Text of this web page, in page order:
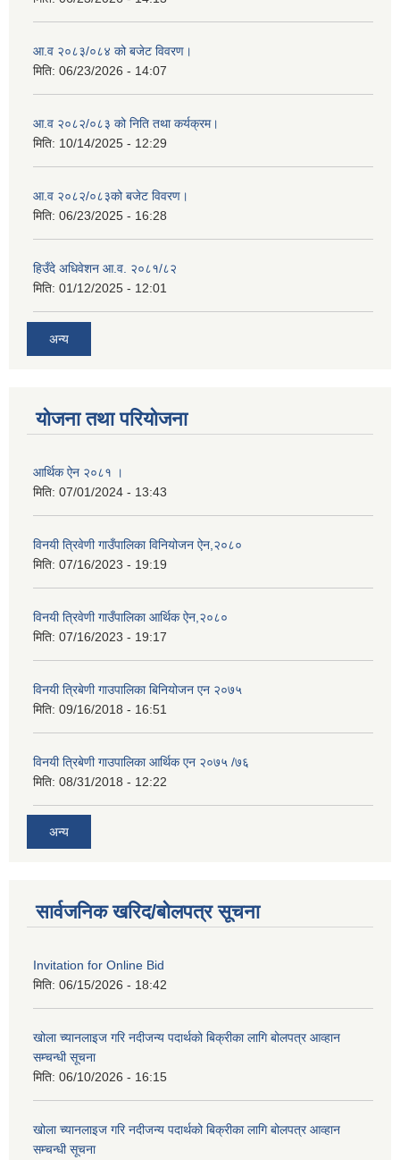
आ.व २०८३/०८४ को बजेट विवरण।
मिति: 06/23/2026 - 14:07
आ.व २०८२/०८३ को निति तथा कर्यक्रम।
मिति: 10/14/2025 - 12:29
आ.व २०८२/०८३को बजेट विवरण।
मिति: 06/23/2025 - 16:28
हिउँदे अधिवेशन आ.व. २०८१/८२
मिति: 01/12/2025 - 12:01
अन्य
योजना तथा परियोजना
आर्थिक ऐन २०८१ ।
मिति: 07/01/2024 - 13:43
विनयी त्रिवेणी गाउँपालिका विनियोजन ऐन,२०८०
मिति: 07/16/2023 - 19:19
विनयी त्रिवेणी गाउँपालिका आर्थिक ऐन,२०८०
मिति: 07/16/2023 - 19:17
विनयी त्रिबेणी गाउपालिका बिनियोजन एन २०७५
मिति: 09/16/2018 - 16:51
विनयी त्रिबेणी गाउपालिका आर्थिक एन २०७५ /७६
मिति: 08/31/2018 - 12:22
अन्य
सार्वजनिक खरिद/बोलपत्र सूचना
Invitation for Online Bid
मिति: 06/15/2026 - 18:42
खोला च्यानलाइज गरि नदीजन्य पदार्थको बिक्रीका लागि बोलपत्र आव्हान
सम्चन्धी सूचना
मिति: 06/10/2026 - 16:15
खोला च्यानलाइज गरि नदीजन्य पदार्थको बिक्रीका लागि बोलपत्र आव्हान
सम्चन्धी सूचना